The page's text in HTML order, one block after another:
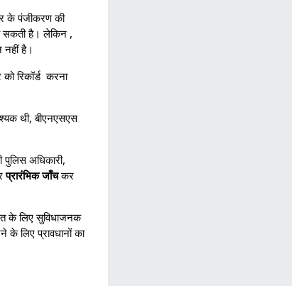
के पंजीकरण की
सकती है। लेकिन ,
है।
रिकॉर्ड करना
थी, बीएनएसएस
पुलिस अधिकारी,
प्रारंभिक जाँचकर
के लिए सुविधाजनक
के लिए प्रावधानों का